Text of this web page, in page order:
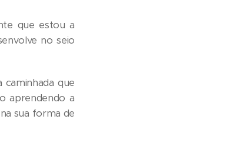
que estou a
no seio
que
aprendendo a
sua forma de